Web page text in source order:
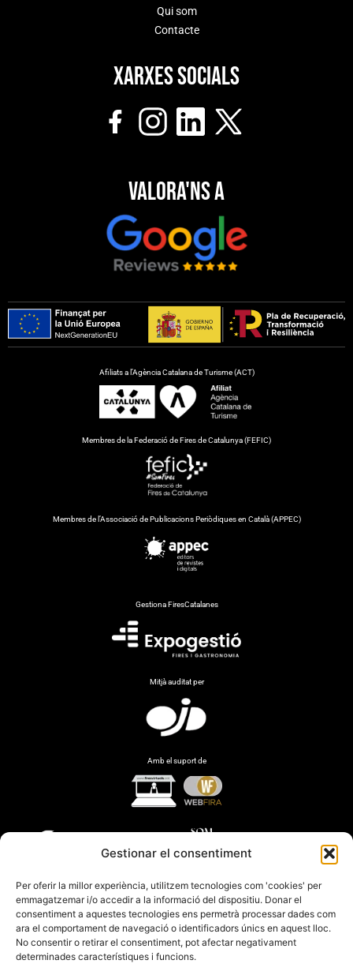
Gestionar el consentiment
Per oferir la millor experiència, utilitzem tecnologies com 'cookies' per
emmagatzemar i/o accedir a la informació del dispositiu. Donar el
consentiment a aquestes tecnologies ens permetrà processar dades com
ara el comportament de navegació o identificadors únics en aquest lloc.
No consentir o retirar el consentiment, pot afectar negativament
determinades característiques i funcions.
Qui som
Contacte
Xarxes socials
Valora'ns a
Afiliats a l’Agència Catalana de Turisme (ACT)
Membres de la Federació de Fires de Catalunya (FEFIC)
Membres de l’Associació de Publicacions Periòdiques en Català (APPEC)
Gestiona FiresCatalanes
Mitjà auditat per
Amb el suport de